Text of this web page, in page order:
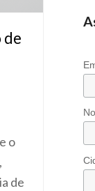
de
o
de